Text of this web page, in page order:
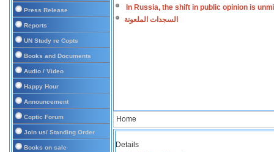
Press Release
Reports
UN Study re Copts
Books and Documents
Audio / Video
Happy Hour
Announcement
Coptic Forum
Join us/ Standing Order
Books on sale
In Russia, the shift in public opinion is
السجدات الملعونة
Home
Details